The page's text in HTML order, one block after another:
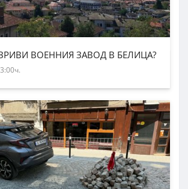
ВОЕННИЯ ЗАВОД В БЕЛИЦА?